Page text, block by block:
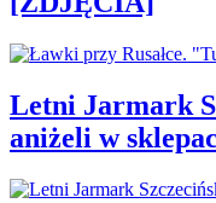
Letni Jarmark
aniżeli w